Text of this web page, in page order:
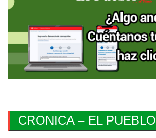
CRONICA – EL PUEBLO